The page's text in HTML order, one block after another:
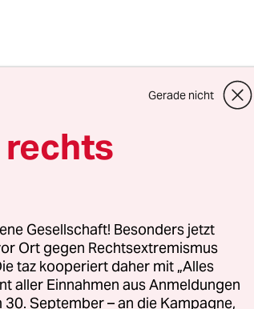
auf eine
rund
jedenfalls
sich beeilen,
aufgehoben
Gerade nicht
rechts
Gesellschaft! Besonders jetzt
Ort gegen Rechtsextremismus
taz kooperiert daher mit „Alles
aller Einnahmen aus Anmeldungen
30. September – an die Kampagne,